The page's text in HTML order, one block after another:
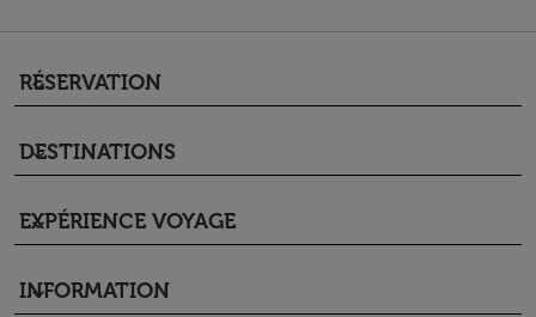
RÉSERVATION
keyboard_arrow_down
DESTINATIONS
keyboard_arrow_down
EXPÉRIENCE VOYAGE
keyboard_arrow_down
INFORMATION
keyboard_arrow_down